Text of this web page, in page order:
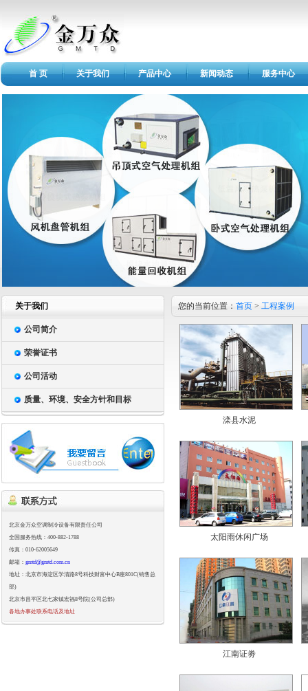
首 页 关于我们 产品中心 新闻动态 服务中心
关于我们
公司简介
荣誉证书
公司活动
质量、环境、安全方针和目标
北京金万众空调制冷设备有限责任公司
全国服务热线：400-882-1788
传真：010-62005649
邮箱： gmtd@gmtd.com.cn
地址：北京市海淀区学清路8号科技财富中心B座801C(销售总
部)
北京市昌平区北七家镇宏福8号院(公司总部)
各地办事处联系电话及地址
您的当前位置： 首页> 工程案例
滦县水泥
太阳雨休闲广场
江南证劵